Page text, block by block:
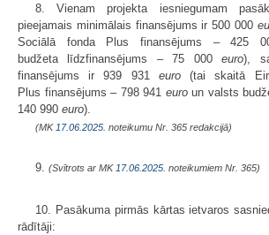
8. Vienam projekta iesniegumam
pieejamais minimālais finansējums ir 500 000
Sociālā fonda Plus finansējums – 425
budžeta līdzfinansējums – 75 000euro),
finansējums ir 939 931 euro(tai skaitā
Plus finansējums – 798 941 euroun valsts
140 990 euro).
(MK 17.06.2025. noteikumu Nr. 365 redakcijā)
9. (Svītrots ar MK 17.06.2025. noteikumiem Nr. 365)
10. Pasākuma pirmās kārtas ietvaros
rādītāji: